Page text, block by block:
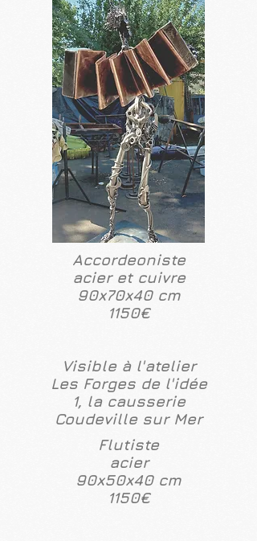
Accordeoniste
acier et cuivre
90x70x40 cm
1150€
Visible à l'atelier
Les Forges de l'idée
1, la causserie
Coudeville sur Mer
Flutiste
acier
90x50x40 cm
1150€